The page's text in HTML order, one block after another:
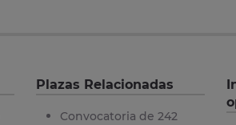
Plazas Relacionadas
Convocatoria de 242